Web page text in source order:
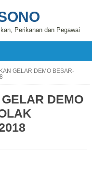
Perikanan dan Pegawai
GELAR DEMO BESAR-
DEMO